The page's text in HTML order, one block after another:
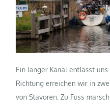
Ein langer Kanal entlässt
Richtung erreichen wir in
von Stavoren. Zu Fuss